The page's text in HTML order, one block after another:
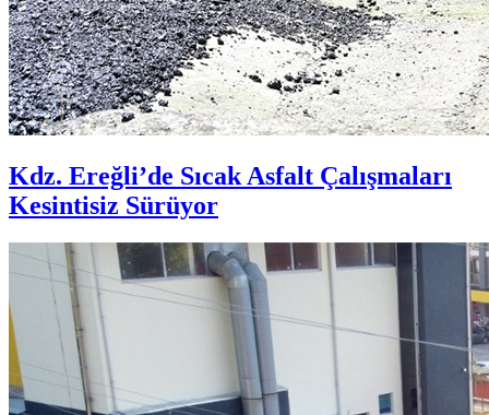
Kdz. Ereğli’de Sıcak Asfalt Çalışmaları
Kesintisiz Sürüyor